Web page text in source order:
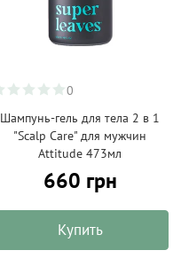
0
Шампунь-гель для тела 2 в 1
"Scalp Care" для мужчин
Attitude 473мл
660 грн
Купить